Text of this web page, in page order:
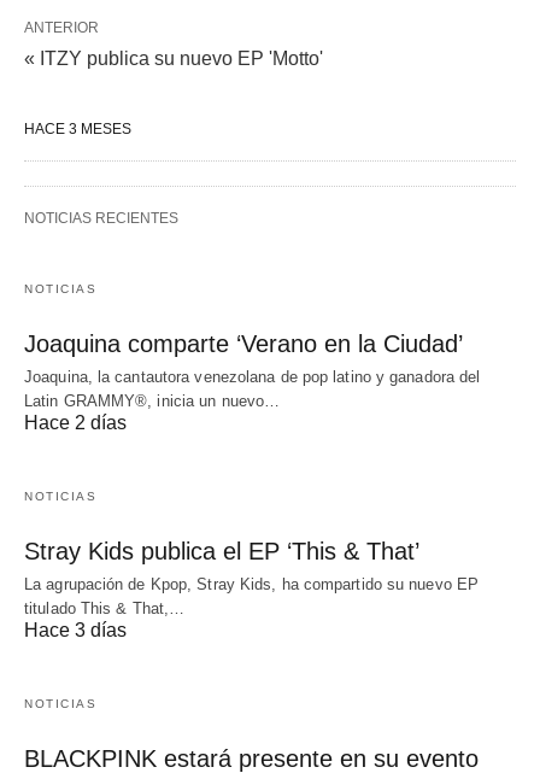
ANTERIOR
« ITZY publica su nuevo EP 'Motto'
HACE 3 MESES
NOTICIAS RECIENTES
NOTICIAS
Joaquina comparte ‘Verano en la Ciudad’
Joaquina, la cantautora venezolana de pop latino y ganadora del
Latin GRAMMY®, inicia un nuevo…
Hace 2 días
NOTICIAS
Stray Kids publica el EP ‘This & That’
La agrupación de Kpop, Stray Kids, ha compartido su nuevo EP
titulado This & That,…
Hace 3 días
NOTICIAS
BLACKPINK estará presente en su evento